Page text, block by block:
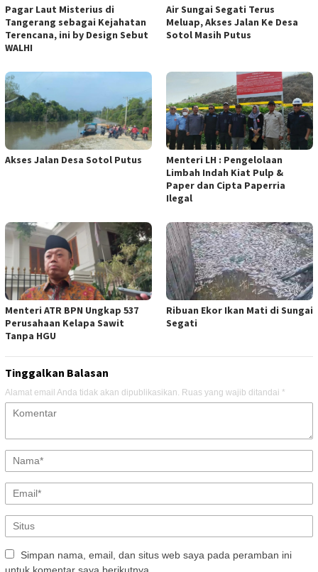
Pagar Laut Misterius di
Tangerang sebagai Kejahatan
Terencana, ini by Design Sebut
WALHI
Air Sungai Segati Terus
Meluap, Akses Jalan Ke Desa
Sotol Masih Putus
Akses Jalan Desa Sotol Putus
Menteri LH : Pengelolaan
Limbah Indah Kiat Pulp &
Paper dan Cipta Paperria
Ilegal
Menteri ATR BPN Ungkap 537
Perusahaan Kelapa Sawit
Tanpa HGU
Ribuan Ekor Ikan Mati di Sungai
Segati
Tinggalkan Balasan
Alamat email Anda tidak akan dipublikasikan. Ruas yang wajib ditandai *
Simpan nama, email, dan situs web saya pada peramban ini
untuk komentar saya berikutnya.